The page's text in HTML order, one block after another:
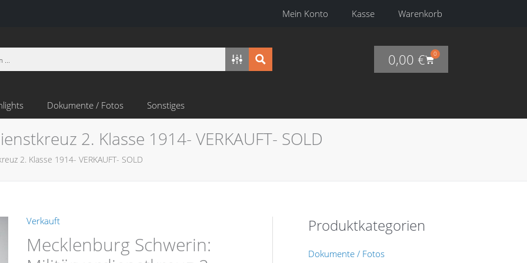
Mein Konto Kasse Warenkorb
0,00 € 0
Warenkorb
Dokumente / Fotos Sonstiges
2. Klasse 1914- VERKAUFT- SOLD
2. Klasse 1914- VERKAUFT- SOLD
Verkauft
Mecklenburg Schwerin:
Produktkategorien
Dokumente / Fotos